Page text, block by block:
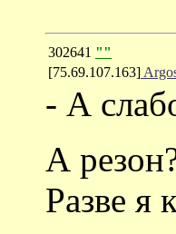
302641 ""
[75.69.107.163]
- А
А
Разве я